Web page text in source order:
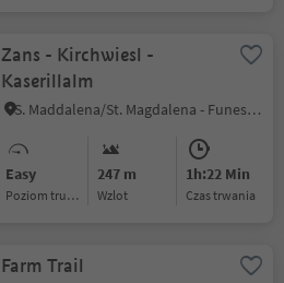
Zans - Kirchwiesl -
Kaserillalm
S. Maddalena/St. Magdalena - Funes/Villnöss, Villnöss/Funes, Dolomites Region Lüsen Villnöss
Easy
Poziom trudności
247 m
Wzlot
1h:22 Min
czas trwania
Farm Trail